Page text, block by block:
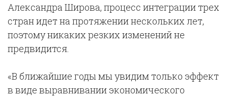
Александра Широва, процесс интеграции трех
стран идет на протяжении нескольких лет,
поэтому никаких резких изменений не
предвидится.
«В ближайшие годы мы увидим только эффект
в виде выравнивании экономического